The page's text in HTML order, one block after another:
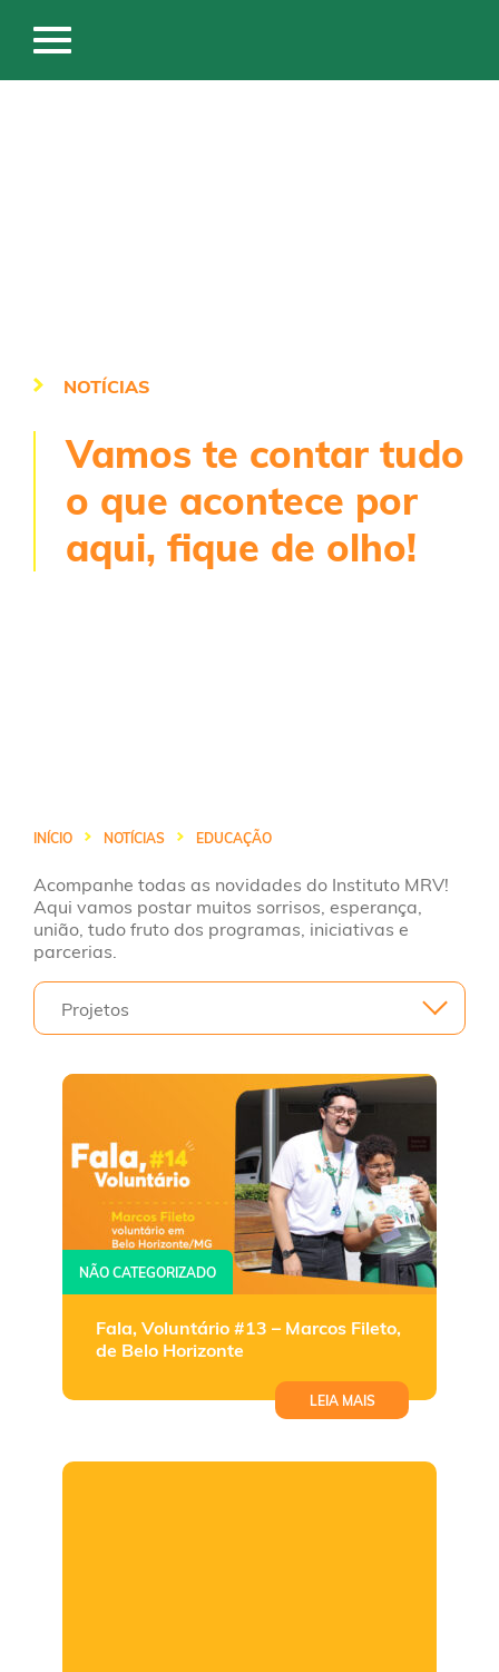
NOTÍCIAS
Vamos te contar tudo
o que acontece por
aqui, fique de olho!
INÍCIO NOTÍCIAS EDUCAÇÃO
Acompanhe todas as novidades do Instituto MRV!
Aqui vamos postar muitos sorrisos, esperança,
união, tudo fruto dos programas, iniciativas e
parcerias.
Projetos
NÃO CATEGORIZADO
Fala, Voluntário #13 – Marcos Fileto,
de Belo Horizonte
LEIA MAIS